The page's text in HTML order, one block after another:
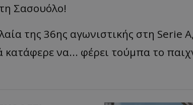
Σασουόλο!
αία της 36ης αγωνιστικής στη Serie
να... φέρει τούμπα το